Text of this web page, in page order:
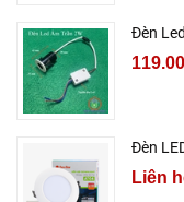
Đèn
Đèn
Liên